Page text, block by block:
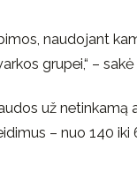
naudojant
grupei,“ –
už netinkamą
– nuo 140 iki